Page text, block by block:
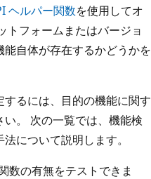
ヘルパー関数を使用してオ
トフォームまたはバージョ
自体が存在するかどうかを
るには、目的の機能に関す
。 次の一覧では、機能検
について説明します。
数の有無をテストできま